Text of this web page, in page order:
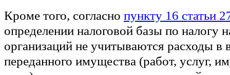
Кроме того, согласно пункту 16 статьи
определении налоговой базы по налогу
организаций не учитываются расходы в
переданного имущества (работ, услуг,